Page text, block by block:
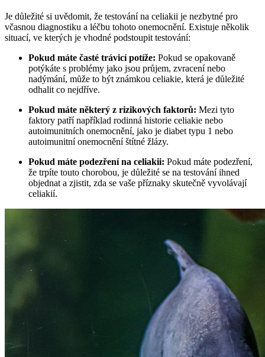
Je důležité si ‌uvědomit,⁤ že testování⁢ na celiakii je nezbytné pro
včasnou diagnostiku ⁤a léčbu‍ tohoto onemocnění. Existuje několik⁣
situací, ‍ve kterých je vhodné podstoupit testování:
Pokud máte‍ časté trávicí potíže: Pokud se opakovaně ​
potýkáte s problémy jako jsou průjem, zvracení nebo
⁢nadýmání, může to být známkou celiakie, která je důležité
odhalit co nejdříve.
Pokud máte některý z rizikových‌ faktorů: Mezi‍ tyto
‍faktory patří například⁢ rodinná historie celiakie nebo
‍autoimunitních onemocnění, jako‍ je diabet typu 1‌ nebo
autoimunitní onemocnění štítné žlázy.
Pokud máte podezření na‌ celiakii: Pokud máte podezření,
že trpíte touto chorobou, je důležité se‍ na testování ihned
objednat a zjistit, zda se vaše ​příznaky⁣ skutečně vyvolávají
celiakií.